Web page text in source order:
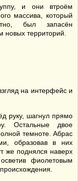
и они втроём
массива, который
был запасён
новых территорий.
на интерфейс и
руку, шагнул прямо
Остальные двое
темноте. Абрас
образовав в них
же поднялся наверх
фиолетовым